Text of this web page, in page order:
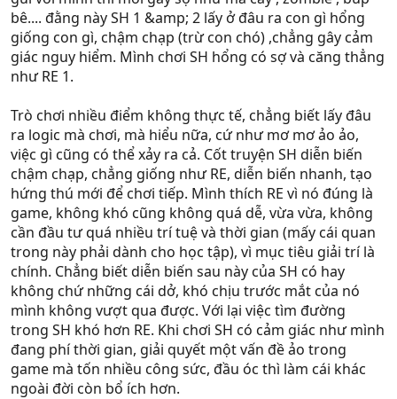
bê.... đằng này SH 1 &amp; 2 lấy ở đâu ra con gì hổng
giống con gì, chậm chạp (trừ con chó) ,chẳng gây cảm
giác nguy hiểm. Mình chơi SH hổng có sợ và căng thẳng
như RE 1.
Trò chơi nhiều điểm không thực tế, chẳng biết lấy đâu
ra logic mà chơi, mà hiểu nữa, cứ như mơ mơ ảo ảo,
việc gì cũng có thể xảy ra cả. Cốt truyện SH diễn biến
chậm chạp, chẳng giống như RE, diễn biến nhanh, tạo
hứng thú mới để chơi tiếp. Mình thích RE vì nó đúng là
game, không khó cũng không quá dễ, vừa vừa, không
cần đầu tư quá nhiều trí tuệ và thời gian (mấy cái quan
trong này phải dành cho học tập), vì mục tiêu giải trí là
chính. Chẳng biết diễn biến sau này của SH có hay
không chứ những cái dở, khó chịu trước mắt của nó
mình không vượt qua được. Với lại việc tìm đường
trong SH khó hơn RE. Khi chơi SH có cảm giác như mình
đang phí thời gian, giải quyết một vấn đề ảo trong
game mà tốn nhiều công sức, đầu óc thì làm cái khác
ngoài đời còn bổ ích hơn.